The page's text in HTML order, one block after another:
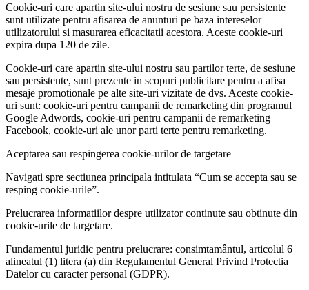
Cookie-uri care apartin site-ului nostru de sesiune sau persistente
sunt utilizate pentru afisarea de anunturi pe baza intereselor
utilizatorului si masurarea eficacitatii acestora. Aceste cookie-uri
expira dupa 120 de zile.
Cookie-uri care apartin site-ului nostru sau partilor terte, de sesiune
sau persistente, sunt prezente in scopuri publicitare pentru a afisa
mesaje promotionale pe alte site-uri vizitate de dvs. Aceste cookie-
uri sunt: cookie-uri pentru campanii de remarketing din programul
Google Adwords, cookie-uri pentru campanii de remarketing
Facebook, cookie-uri ale unor parti terte pentru remarketing.
Aceptarea sau respingerea cookie-urilor de targetare
Navigati spre sectiunea principala intitulata “Cum se accepta sau se
resping cookie-urile”.
Prelucrarea informatiilor despre utilizator continute sau obtinute din
cookie-urile de targetare.
Fundamentul juridic pentru prelucrare: consimtamântul, articolul 6
alineatul (1) litera (a) din Regulamentul General Privind Protectia
Datelor cu caracter personal (GDPR).